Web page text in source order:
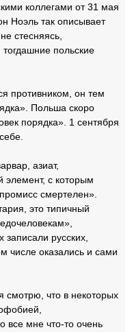
коллегами от 31 мая
Ноэль так описывает
стесняясь,
польские
противником, он тем
Польша скоро
порядка». 1 сентября
азиат,
с которым
смертелен».
это типичный
русских,
числе оказались и сами
смотрю, что в некоторых
все мне что-то очень